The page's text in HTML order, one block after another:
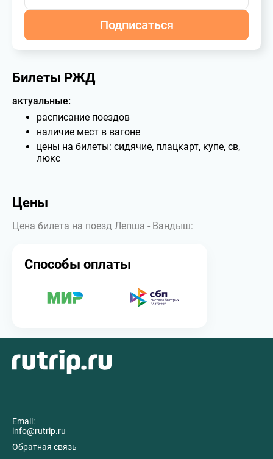
Подписаться
Билеты РЖД
актуальные:
расписание поездов
наличие мест в вагоне
цены на билеты: сидячие, плацкарт, купе, св,
люкс
Цены
Цена билета на поезд Лепша - Вандыш:
Способы оплаты
Email:
info@rutrip.ru
Обратная связь